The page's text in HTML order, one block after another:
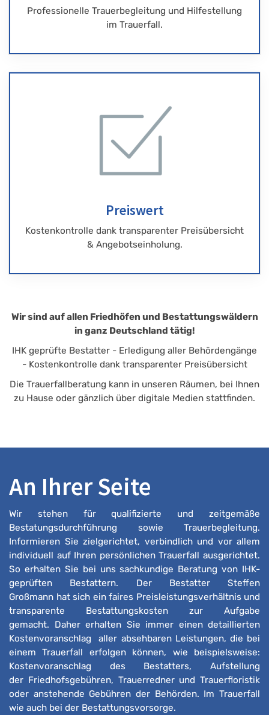
Professionelle Trauerbegleitung und Hilfestellung
im Trauerfall.
Preiswert
Kostenkontrolle dank transparenter Preisübersicht
& Angebotseinholung.
Wir sind auf allen Friedhöfen und Bestattungswäldern
in ganz Deutschland tätig!
IHK geprüfte Bestatter - Erledigung aller Behördengänge
- Kostenkontrolle dank transparenter Preisübersicht
Die Trauerfallberatung kann in unseren Räumen, bei Ihnen
zu Hause oder gänzlich über digitale Medien stattfinden.
An Ihrer Seite
Wir stehen für qualifizierte und zeitgemäße
Bestatungsdurchführung sowie Trauerbegleitung.
Informieren Sie zielgerichtet, verbindlich und vor allem
individuell auf Ihren persönlichen Trauerfall ausgerichtet.
So erhalten Sie bei uns sachkundige Beratung von IHK-
geprüften Bestattern. Der Bestatter Steffen
Großmann hat sich ein faires Preisleistungsverhältnis und
transparente Bestattungskosten zur Aufgabe
gemacht. Daher erhalten Sie immer einen detaillierten
Kostenvoranschlag aller absehbaren Leistungen, die bei
einem Trauerfall erfolgen können, wie beispielsweise:
Kostenvoranschlag des Bestatters, Aufstellung
der Friedhofsgebühren, Trauerredner und Trauerfloristik
oder anstehende Gebühren der Behörden. Im Trauerfall
wie auch bei der Bestattungsvorsorge.